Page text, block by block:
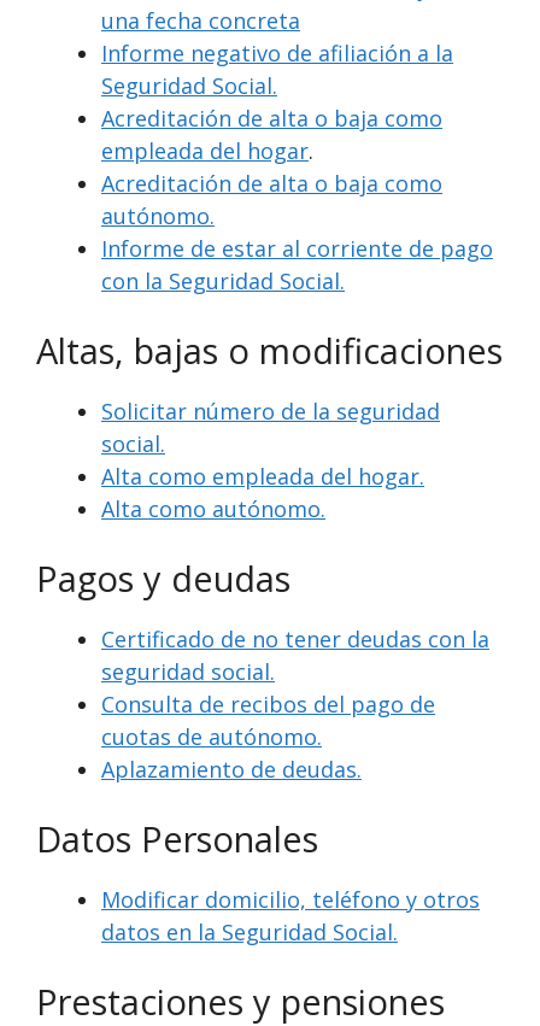
una fecha concreta
Informe negativo de afiliación a la
Seguridad Social.
Acreditación de alta o baja como
empleada del hogar.
Acreditación de alta o baja como
autónomo.
Informe de estar al corriente de pago
con la Seguridad Social.
Altas, bajas o modificaciones
Solicitar número de la seguridad
social.
Alta como empleada del hogar.
Alta como autónomo.
Pagos y deudas
Certificado de no tener deudas con la
seguridad social.
Consulta de recibos del pago de
cuotas de autónomo.
Aplazamiento de deudas.
Datos Personales
Modificar domicilio, teléfono y otros
datos en la Seguridad Social.
Prestaciones y pensiones